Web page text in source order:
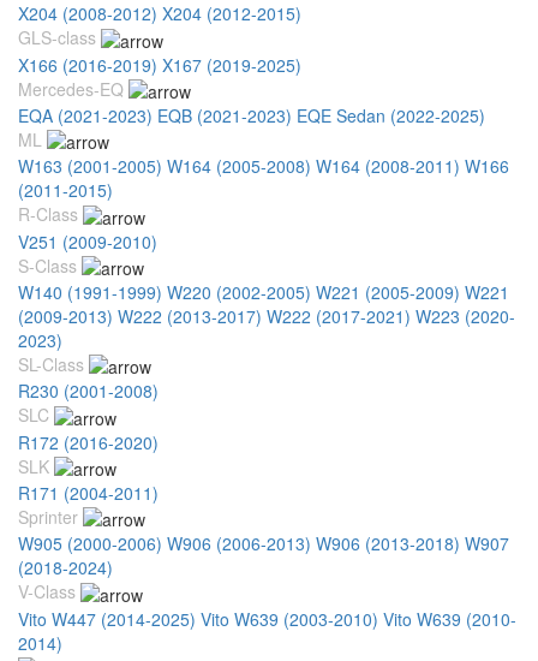
X204 (2008-2012) X204 (2012-2015)
GLS-class
X166 (2016-2019) X167 (2019-2025)
Mercedes-EQ
EQA (2021-2023) EQB (2021-2023) EQE Sedan (2022-2025)
ML
W163 (2001-2005) W164 (2005-2008) W164 (2008-2011) W166
(2011-2015)
R-Class
V251 (2009-2010)
S-Class
W140 (1991-1999) W220 (2002-2005) W221 (2005-2009) W221
(2009-2013) W222 (2013-2017) W222 (2017-2021) W223 (2020-
2023)
SL-Class
R230 (2001-2008)
SLC
R172 (2016-2020)
SLK
R171 (2004-2011)
Sprinter
W905 (2000-2006) W906 (2006-2013) W906 (2013-2018) W907
(2018-2024)
V-Class
Vito W447 (2014-2025) Vito W639 (2003-2010) Vito W639 (2010-
2014)